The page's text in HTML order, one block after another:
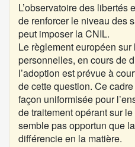
L’observatoire des libertés
de renforcer le niveau des
peut imposer la CNIL.
Le règlement européen
personnelles, en cours de
l’adoption est prévue à
de cette question. Ce
façon uniformisée pour
de traitement opérant sur
semble pas opportun que
différencie en la matière.